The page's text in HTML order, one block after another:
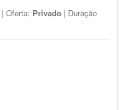
| Oferta: Privado | Duração